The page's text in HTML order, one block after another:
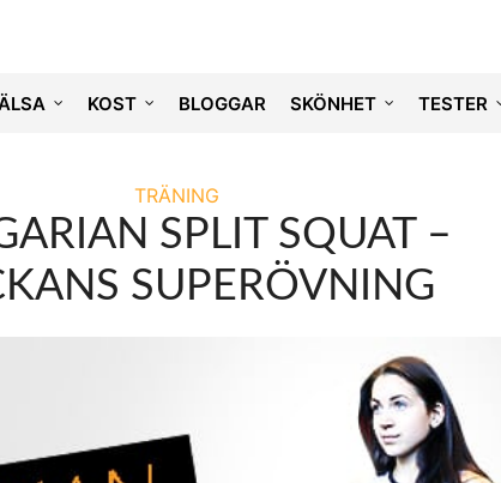
KOST BLOGGAR SKÖNHET TESTER
TRÄNING
SPLIT SQUAT –
SUPERÖVNING